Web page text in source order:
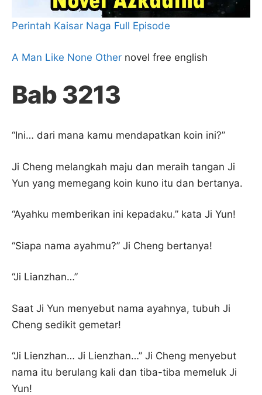
Perintah Kaisar Naga Full Episode
A Man Like None Other novel free english
Bab 3213
“Ini… dari mana kamu mendapatkan koin ini?”
Ji Cheng melangkah maju dan meraih tangan Ji
Yun yang memegang koin kuno itu dan bertanya.
“Ayahku memberikan ini kepadaku.” kata Ji Yun!
“Siapa nama ayahmu?” Ji Cheng bertanya!
“Ji Lianzhan…”
Saat Ji Yun menyebut nama ayahnya, tubuh Ji
Cheng sedikit gemetar!
“Ji Lienzhan… Ji Lienzhan…” Ji Cheng menyebut
nama itu berulang kali dan tiba-tiba memeluk Ji
Yun!